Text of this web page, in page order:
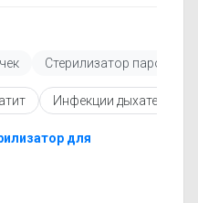
вы видите
ознакомиться с
показаниями и
необходимости вы
действующим
ценой.
Стерилизатор паровой
Инфекции дыхательных
для